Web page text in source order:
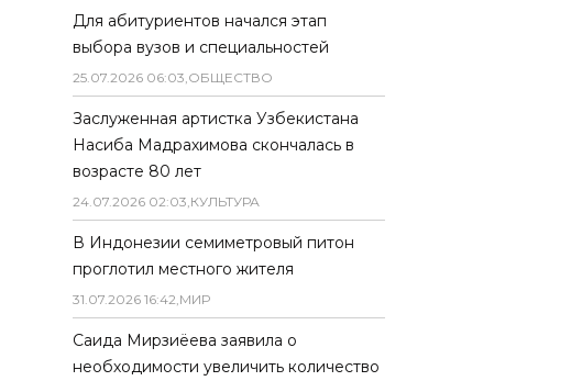
Для абитуриентов начался этап
выбора вузов и специальностей
25.07.2026 06:03,ОБЩЕСТВО
Заслуженная артистка Узбекистана
Насиба Мадрахимова скончалась в
возрасте 80 лет
24.07.2026 02:03,КУЛЬТУРА
В Индонезии семиметровый питон
проглотил местного жителя
31.07.2026 16:42,МИР
Саида Мирзиёева заявила о
необходимости увеличить количество